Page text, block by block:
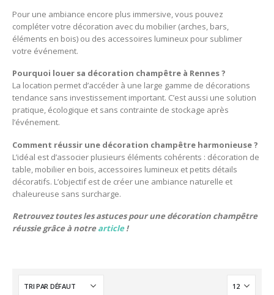
Pour une ambiance encore plus immersive, vous pouvez
compléter votre décoration avec du mobilier (arches, bars,
éléments en bois) ou des accessoires lumineux pour sublimer
votre événement.
Pourquoi louer sa décoration champêtre à Rennes ?
La location permet d’accéder à une large gamme de décorations
tendance sans investissement important. C’est aussi une solution
pratique, écologique et sans contrainte de stockage après
l’événement.
Comment réussir une décoration champêtre harmonieuse ?
L’idéal est d’associer plusieurs éléments cohérents : décoration de
table, mobilier en bois, accessoires lumineux et petits détails
décoratifs. L’objectif est de créer une ambiance naturelle et
chaleureuse sans surcharge.
Retrouvez toutes les astuces pour une décoration champêtre
réussie grâce à notrearticle!